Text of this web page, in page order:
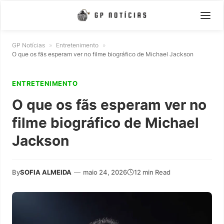
GP Notícias » Entretenimento »
O que os fãs esperam ver no filme biográfico de Michael Jackson
ENTRETENIMENTO
O que os fãs esperam ver no
filme biográfico de Michael
Jackson
BySOFIA ALMEIDA — maio 24, 2026 12 min Read